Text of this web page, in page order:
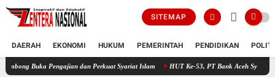
SITEMAP
DAERAH EKONOMI HUKUM PEMERINTAH PENDIDIKAN
Pengajian dan Perkuat Syariat Islam HUT Ke-53, PT Bank Aceh Syariah KC Bireuen